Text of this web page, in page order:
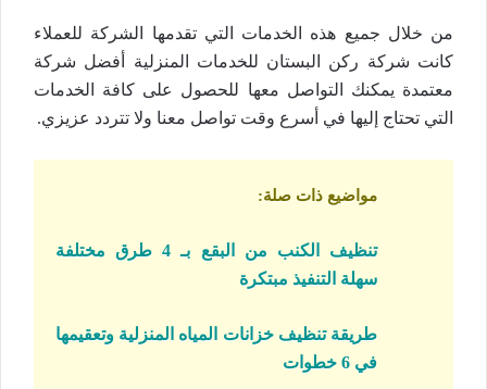
من خلال جميع هذه الخدمات التي تقدمها الشركة للعملاء
كانت شركة ركن البستان للخدمات المنزلية أفضل شركة
معتمدة يمكنك التواصل معها للحصول على كافة الخدمات
التي تحتاج إليها في أسرع وقت تواصل معنا ولا تتردد عزيزي.
مواضيع ذات صلة:
تنظيف الكنب من البقع بـ 4 طرق مختلفة
سهلة التنفيذ مبتكرة
طريقة تنظيف خزانات المياه المنزلية وتعقيمها
في 6 خطوات